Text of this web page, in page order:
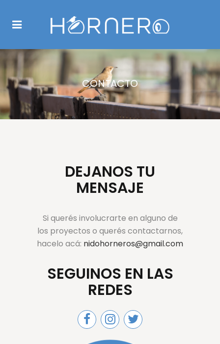
CONTACTO
DEJANOS TU
MENSAJE
Si querés involucrarte en alguno de
los proyectos o querés contactarnos,
hacelo acá: nidohorneros@gmail.com
SEGUINOS EN LAS
REDES